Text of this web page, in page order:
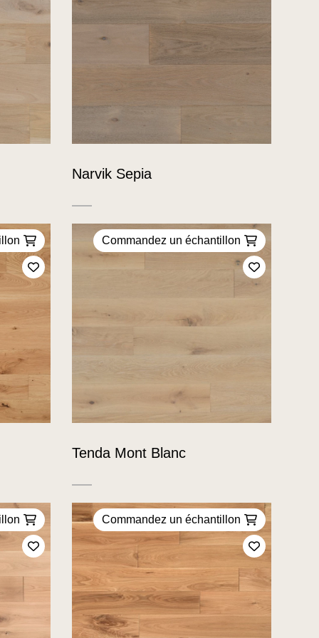
Narvik Sepia
Ajoutez à mes favoris
Commandez un échantillon
Ajoutez à
Tenda Mont Blanc
Ajoutez à mes favoris
Commandez un échantillon
Ajoutez à